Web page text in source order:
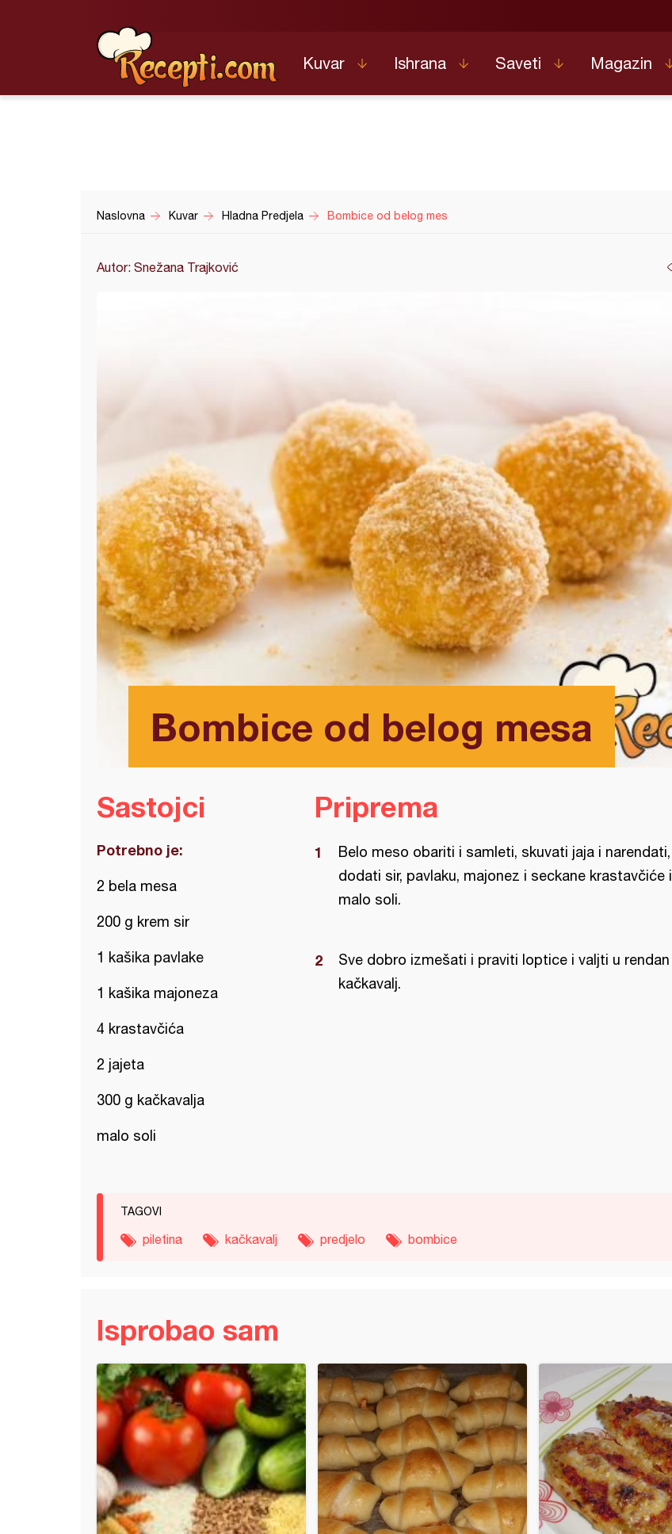
Kuvar Ishrana Saveti Magazin
Naslovna Kuvar Hladna Predjela Bombice od belog mes
Autor: Snežana Trajković
Bombice od belog mesa
Sastojci
Potrebno je:
2 bela mesa
200 g krem sir
1 kašika pavlake
1 kašika majoneza
4 krastavčića
2 jajeta
300 g kačkavalja
malo soli
Priprema
Belo meso obariti i samleti, skuvati jaja i narendati,
dodati sir, pavlaku, majonez i seckane krastavčiće i
malo soli.
Sve dobro izmešati i praviti loptice i valjti u rendan
kačkavalj.
TAGOVI
piletina kačkavalj predjelo bombice
Isprobao sam